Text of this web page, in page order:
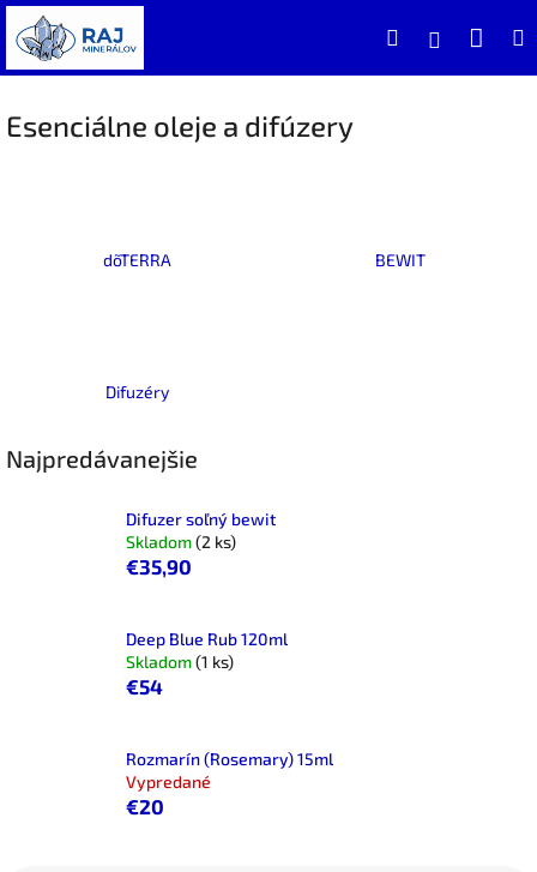
Prejsť
na
obsah
Hľadať
Esenciálne oleje a difúzery
dõTERRA BEWIT
Difuzéry
Najpredávanejšie
Difuzer soľný bewit
Skladom(2 ks)
€35,90
Deep Blue Rub 120ml
Skladom(1 ks)
€54
Rozmarín (Rosemary) 15ml
Vypredané
€20